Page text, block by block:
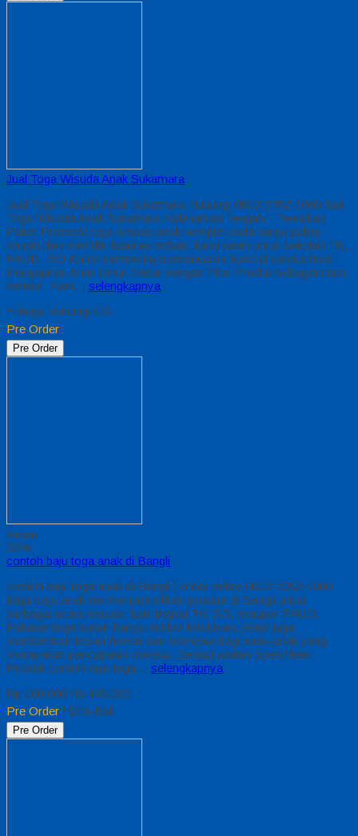
Jual Toga Wisuda Anak Sukamara
Jual Toga Wisuda Anak Sukamara Hubungi 0812-2282-1060 Jual
Toga Wisuda Anak Sukamara Kalimantan Tengah – Temukan
Paket Promosi toga wisuda anak komplet pada harga paling
murah dan memiliki kualitas terbaik, kami kasih untuk sekolah TK,
PAUD , SD Kami memberinya penawaran Special semua level
Pengajaran Anak Umur Dasar dengan Fitur Produk sebagaimana
berikut : Kain… selengkapnya
*Harga Hubungi CS
Pre Order
Pre Order
Diskon
20%
contoh baju toga anak di Bangli
contoh baju toga anak di Bangli | order online 0812-2282-1060
Baju toga anak kini menjadi pilihan populer di Bangli untuk
berbagai acara wisuda, baik tingkat TK, SD, maupun PAUD.
Pakaian toga bukan hanya simbol kelulusan, tetapi juga
memberikan kesan formal dan istimewa bagi anak-anak yang
merayakan pencapaian mereka. Berikut adalah Spesifikasi
Produk contoh baju toga… selengkapnya
Rp 100.000 Rp 125.000
Pre Order / Elfa-Bali
Pre Order